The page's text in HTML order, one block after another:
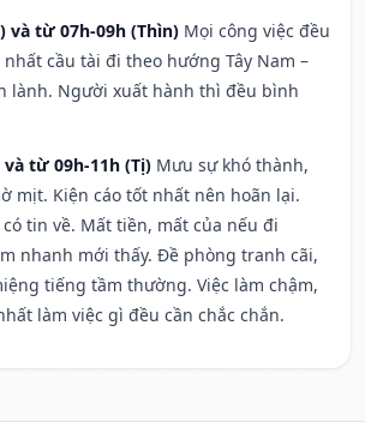
và từ 07h-09h (Thìn) Mọi công việc đều
cầu tài đi theo hướng Tây Nam –
lành. Người xuất hành thì đều bình
từ 09h-11h (Tị) Mưu sự khó thành,
mịt. Kiện cáo tốt nhất nên hoãn lại.
tin về. Mất tiền, mất của nếu đi
nhanh mới thấy. Đề phòng tranh cãi,
tiếng tầm thường. Việc làm chậm,
làm việc gì đều cần chắc chắn.